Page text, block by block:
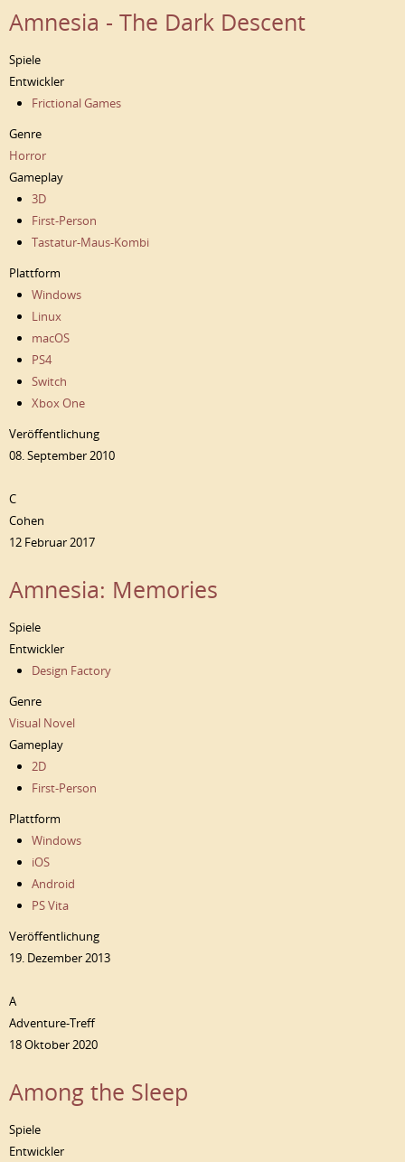
Amnesia - The Dark Descent
Spiele
Entwickler
Frictional Games
Genre
Horror
Gameplay
3D
First-Person
Tastatur-Maus-Kombi
Plattform
Windows
Linux
macOS
PS4
Switch
Xbox One
Veröffentlichung
08. September 2010
C
Cohen
12 Februar 2017
Amnesia: Memories
Spiele
Entwickler
Design Factory
Genre
Visual Novel
Gameplay
2D
First-Person
Plattform
Windows
iOS
Android
PS Vita
Veröffentlichung
19. Dezember 2013
A
Adventure-Treff
18 Oktober 2020
Among the Sleep
Spiele
Entwickler